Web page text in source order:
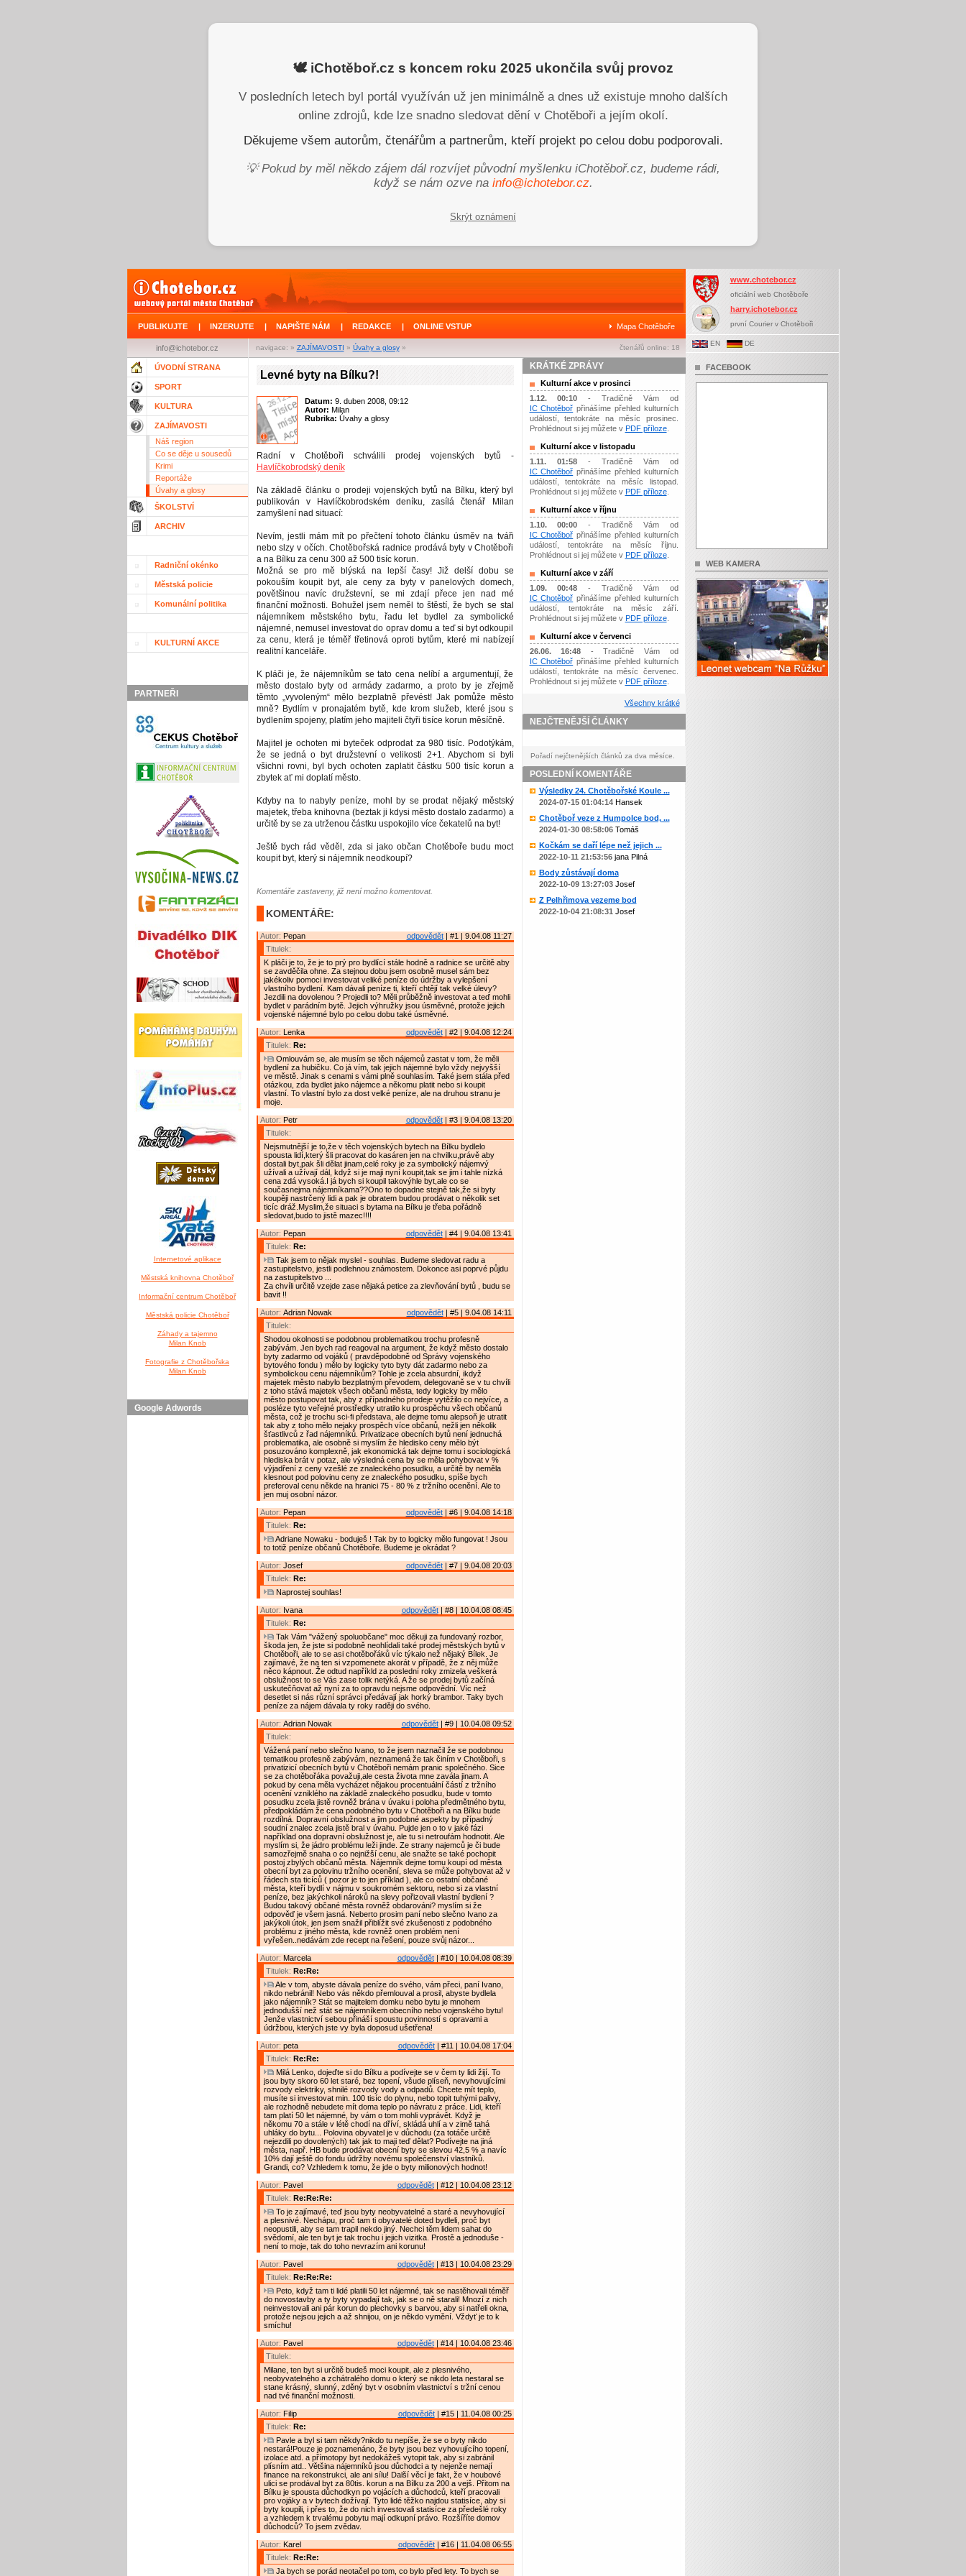
🕊️ iChotěboř.cz s koncem roku 2025 ukončila svůj provoz
V posledních letech byl portál využíván už jen minimálně a dnes už existuje mnoho dalších
online zdrojů, kde lze snadno sledovat dění v Chotěboři a jejím okolí.
Děkujeme všem autorům, čtenářům a partnerům, kteří projekt po celou dobu podporovali.
💡 Pokud by měl někdo zájem dál rozvíjet původní myšlenku iChotěboř.cz, budeme rádi,
když se nám ozve na info@ichotebor.cz.
Skrýt oznámení
PUBLIKUJTE | INZERUJTE | NAPIŠTE NÁM | REDAKCE | ONLINE VSTUP Mapa Chotěboře
navigace: » ZAJÍMAVOSTI » Úvahy a glosy» čtenářů online: 18
info@ichotebor.cz
ÚVODNÍ STRANA
SPORT
KULTURA
ZAJÍMAVOSTI
Náš region
Co se děje u sousedů
Krimi
Reportáže
Úvahy a glosy
ŠKOLSTVÍ
ARCHIV
Radniční okénko
Městská policie
Komunální politika
KULTURNÍ AKCE
PARTNEŘI
Internetové aplikace
Městská knihovna Chotěboř
Informační centrum Chotěboř
Městská policie Chotěboř
Záhady a tajemno
Milan Knob
Fotografie z Chotěbořska
Milan Knob
Google Adwords
Levné byty na Bílku?!
Datum: 9. duben 2008, 09:12
Autor: Milan
Rubrika: Úvahy a glosy
Radní v Chotěboři schválili prodej vojenských bytů -
Havlíčkobrodský deník
Na základě článku o prodeji vojenských bytů na Bílku, který byl
publikován v Havlíčkobrodském deníku, zasílá čtenář Milan
zamyšlení nad situací:
Nevím, jestli mám mít po přečtení tohoto článku úsměv na tváři
nebo slzy v očích. Chotěbořská radnice prodává byty v Chotěboři
a na Bílku za cenu 300 až 500 tisíc korun.
Možná se pro mě blýská na lepší časy! Již delší dobu se
pokouším koupit byt, ale ceny za byty v panelových domech,
povětšinou navíc družstevní, se mi zdají přece jen nad mé
finanční možnosti. Bohužel jsem neměl to štěstí, že bych se stal
nájemníkem městského bytu, řadu let bydlel za symbolické
nájemné, nemusel investovat do oprav domu a teď si byt odkoupil
za cenu, která je téměř třetinová oproti bytům, které mi nabízejí
realitní kanceláře.
K pláči je, že nájemníkům se tato cena nelíbí a argumentují, že
město dostalo byty od armády zadarmo, a proto by je zřejmě
těmto „vyvoleným“ mělo bezplatně převést! Jak pomůže město
mně? Bydlím v pronajatém bytě, kde krom služeb, které jsou s
bydlením spojeny, platím jeho majiteli čtyři tisíce korun měsíčně.
Majitel je ochoten mi byteček odprodat za 980 tisíc. Podotýkám,
že se jedná o byt družstevní o velikosti 2+1. Abychom si byli
všichni rovni, byl bych ochoten zaplatit částku 500 tisíc korun a
zbytek ať mi doplatí město.
Kdyby na to nabyly peníze, mohl by se prodat nějaký městský
majetek, třeba knihovna (beztak ji kdysi město dostalo zadarmo) a
určitě by se za utrženou částku uspokojilo více čekatelů na byt!
Ještě bych rád věděl, zda si jako občan Chotěboře budu moct
koupit byt, který si nájemník neodkoupí?
Komentáře zastaveny, již není možno komentovat.
KOMENTÁŘE:
odpovědět| #1 | 9.04.08 11:27
Autor: Pepan
Titulek:
K pláči je to, že je to prý pro bydlící stále hodně a radnice se určitě aby
se zavděčila ohne. Za stejnou dobu jsem osobně musel sám bez
jakékoliv pomoci investovat veliké peníze do údržby a vylepšení
vlastního bydlení. Kam dávali peníze ti, kteří chtějí tak velké úlevy?
Jezdili na dovolenou ? Projedli to? Měli průběžně investovat a teď mohli
bydlet v parádním bytě. Jejich výhružky jsou úsměvné, protože jejich
vojenské nájemné bylo po celou dobu také úsměvné.
odpovědět| #2 | 9.04.08 12:24
Autor: Lenka
Titulek: Re:
Omlouvám se, ale musím se těch nájemců zastat v tom, že měli
bydlení za hubičku. Co já vím, tak jejich nájemné bylo vždy nejvyšší
ve městě. Jinak s cenami s vámi plně souhlasím. Také jsem stála před
otázkou, zda bydlet jako nájemce a někomu platit nebo si koupit
vlastní. To vlastní bylo za dost velké peníze, ale na druhou stranu je
moje.
odpovědět| #3 | 9.04.08 13:20
Autor: Petr
Titulek:
Nejsmutnější je to,že v těch vojenských bytech na Bílku bydlelo
spousta lidí,který šli pracovat do kasáren jen na chvilku,právě aby
dostali byt,pak šli dělat jinam,celé roky je za symbolický nájemvý
užívali a užívají dál, když si je maji nyní koupit,tak se jim i tahle nízká
cena zdá vysoká.I já bych si koupil takovýhle byt,ale co se
současnejma nájemníkama??Ono to dopadne stejně tak,že si byty
koupěji nastrčený lidi a pak je obratem budou prodávat o několik set
ticíc dráž.Myslim,že situaci s bytama na Bílku je třeba pořádně
sledovat,budo to jistě mazec!!!!
odpovědět| #4 | 9.04.08 13:41
Autor: Pepan
Titulek: Re:
Tak jsem to nějak myslel - souhlas. Budeme sledovat radu a
zastupitelstvo, jestli podlehnou známostem. Dokonce asi poprvé půjdu
na zastupitelstvo ...
Za chvíli určitě vzejde zase nějaká petice za zlevňování bytů , budu se
bavit !!
odpovědět| #5 | 9.04.08 14:11
Autor: Adrian Nowak
Titulek:
Shodou okolnosti se podobnou problematikou trochu profesně
zabývám. Jen bych rad reagoval na argument, že když město dostalo
byty zadarmo od vojáků ( pravděpodobně od Správy vojenského
bytového fondu ) mělo by logicky tyto byty dát zadarmo nebo za
symbolickou cenu nájemníkům? Tohle je zcela absurdní, ikdyž
majetek město nabylo bezplatným převodem, delegovaně se v tu chvíli
z toho stává majetek všech občanů města, tedy logicky by mělo
město postupovat tak, aby z případného prodeje vytěžilo co nejvíce, a
posléze tyto veřejné prostředky utratilo ku prospěchu všech občanů
města, což je trochu sci-fi představa, ale dejme tomu alepsoň je utratit
tak aby z toho mělo nejaky prospěch více občanů, nežli jen několik
šťastlivců z řad nájemníků. Privatizace obecních bytů není jednuchá
problematika, ale osobně si myslím že hledisko ceny mělo být
posuzováno komplexně, jak ekonomická tak dejme tomu i sociologická
hlediska brát v potaz, ale výsledná cena by se měla pohybovat v %
výjadření z ceny vzešlé ze znaleckého posudku, a určitě by neměla
klesnout pod polovinu ceny ze znaleckého posudku, spíše bych
preferoval cenu někde na hranici 75 - 80 % z tržního ocenění. Ale to
jen muj osobní názor.
odpovědět| #6 | 9.04.08 14:18
Autor: Pepan
Titulek: Re:
Adriane Nowaku - boduješ ! Tak by to logicky mělo fungovat ! Jsou
to totiž peníze občanů Chotěboře. Budeme je okrádat ?
odpovědět| #7 | 9.04.08 20:03
Autor: Josef
Titulek: Re:
Naprostej souhlas!
odpovědět| #8 | 10.04.08 08:45
Autor: Ivana
Titulek: Re:
Tak Vám "vážený spoluobčane" moc děkuji za fundovaný rozbor,
škoda jen, že jste si podobně neohlídali také prodej městských bytů v
Chotěboři, ale to se asi chotěbořáků víc týkalo než nějaký Bílek. Je
zajímavé, že na ten si vzpomenete akorát v případě, že z něj může
něco kápnout. Že odtud napříkld za poslední roky zmizela veškerá
obslužnost to se Vás zase tolik netýká. A že se prodej bytů začíná
uskutečňovat až nyní za to opravdu nejsme odpovědní. Víc než
desetlet si nás různí správci předávají jak horký brambor. Taky bych
peníze za nájem dávala ty roky raději do svého.
odpovědět| #9 | 10.04.08 09:52
Autor: Adrian Nowak
Titulek:
Vážená paní nebo slečno Ivano, to že jsem naznačil že se podobnou
tematikou profesně zabývám, neznamená že tak činím v Chotěboři, s
privatizicí obecních bytů v Chotěboři nemám pranic společného. Sice
se za chotěbořáka považuji,ale cesta života mne zavála jinam. A
pokud by cena měla vycházet nějakou procentuální částí z tržního
ocenění vzniklého na základě znaleckého posudku, bude v tomto
posudku zcela jistě rovněž brána v úvaku i poloha předmětného bytu,
předpokládám že cena podobného bytu v Chotěboři a na Bílku bude
rozdílná. Dopravní obslužnost a jim podobné aspekty by případný
soudní znalec zcela jistě bral v úvahu. Pujde jen o to v jaké fázi
například ona dopravní obslužnost je, ale tu si netroufám hodnotit. Ale
myslím si, že jádro problému leži jinde. Ze strany najemců je či bude
samozřejmě snaha o co nejnižší cenu, ale snažte se také pochopit
postoj zbylých občanů města. Nájemník dejme tomu koupí od města
obecní byt za polovinu tržního ocenění, sleva se může pohybovat až v
řádech sta ticíců ( pozor je to jen příklad ), ale co ostatní občané
města, kteří bydlí v nájmu v soukromém sektoru, nebo si za vlastní
peníze, bez jakýchkoli nároků na slevy pořizovali vlastní bydlení ?
Budou takový občané města rovněž obdarováni? myslím si že
odpověď je všem jasná. Neberto prosim paní nebo slečno Ivano za
jakýkoli útok, jen jsem snažil přiblížit své zkušenosti z podobného
problému z jiného města, kde rovněž onen problém není
vyřešen..nedávám zde recept na řešení, pouze svůj názor...
odpovědět| #10 | 10.04.08 08:39
Autor: Marcela
Titulek: Re:Re:
Ale v tom, abyste dávala peníze do svého, vám přeci, paní Ivano,
nikdo nebránil! Nebo vás někdo přemlouval a prosil, abyste bydlela
jako nájemník? Stát se majitelem domku nebo bytu je mnohem
jednodušší než stát se nájemníkem obecního nebo vojenského bytu!
Jenže vlastnictví sebou přináší spoustu povinností s opravami a
údržbou, kterých jste vy byla doposud ušetřena!
odpovědět| #11 | 10.04.08 17:04
Autor: peta
Titulek: Re:Re:
Milá Lenko, dojeďte si do Bílku a podívejte se v čem ty lidi žijí. To
jsou byty skoro 60 let staré, bez topení, všude plíseň, nevyhovujícími
rozvody elektriky, shnilé rozvody vody a odpadů. Chcete mít teplo,
musíte si investovat min. 100 tisíc do plynu, nebo topit tuhými palivy,
ale rozhodně nebudete mít doma teplo po návratu z práce. Lidi, kteří
tam platí 50 let nájemné, by vám o tom mohli vyprávět. Když je
někomu 70 a stále v létě chodí na dříví, skládá uhlí a v zimě tahá
uhláky do bytu... Polovina obyvatel je v důchodu (za totáče určitě
nejezdili po dovolených) tak jak to maji teď dělat? Podívejte na jiná
města, např. HB bude prodávat obecní byty se slevou 42,5 % a navíc
10% dají ještě do fondu údržby novému společenství vlastníků.
Grandi, co? Vzhledem k tomu, že jde o byty milionových hodnot!
odpovědět| #12 | 10.04.08 23:12
Autor: Pavel
Titulek: Re:Re:Re:
To je zajímavé, teď jsou byty neobyvatelné a staré a nevyhovující
a plesnivé. Nechápu, proč tam ti obyvatelé doted bydleli, proč byt
neopustili, aby se tam trapil nekdo jiný. Nechci těm lidem sahat do
svědomí, ale ten byt je tak trochu i jejich vizitka. Prostě a jednoduše -
není to moje, tak do toho nevrazím ani korunu!
odpovědět| #13 | 10.04.08 23:29
Autor: Pavel
Titulek: Re:Re:Re:
Peto, když tam ti lidé platili 50 let nájemné, tak se nastěhovali téměř
do novostavby a ty byty vypadají tak, jak se o ně starali! Mnozí z nich
neinvestovali ani pár korun do plechovky s barvou, aby si natřeli okna,
protože nejsou jejich a až shnijou, on je někdo vymění. Vždyť je to k
smíchu!
odpovědět| #14 | 10.04.08 23:46
Autor: Pavel
Titulek:
Milane, ten byt si určitě budeš moci koupit, ale z plesnivého,
neobyvatelného a zchátralého domu o který se nikdo leta nestaral se
stane krásný, slunný, zděný byt v osobním vlastnictví s tržní cenou
nad tvé finanční možnosti.
odpovědět| #15 | 11.04.08 00:25
Autor: Filip
Titulek: Re:
Pavle a byl si tam někdy?nikdo tu nepíše, že se o byty nikdo
nestará!Pouze je poznamenáno, že byty jsou bez vyhovujícího topení,
izolace atd. a přímotopy byt nedokážeš vytopit tak, aby si zabránil
plísním atd.. Většina nájemníků jsou důchodci a ty nejenže nemají
finance na rekonstrukci, ale ani sílu! Další věcí je fakt, že v houbové
ulici se prodával byt za 80tis. korun a na Bílku za 200 a vejš. Přitom na
Bílku je spousta důchodkyn po vojácích a důchodců, kteří pracovali
pro vojáky a v bytech dožívají. Tyto lidé těžko najdou statisíce, aby si
byty koupili, i přes to, že do nich investovali statisíce za předešlé roky
a vzhledem k trvalému pobytu mají odkupní právo. Rozšíříte domov
důchodců? To jsem zvědav.
odpovědět| #16 | 11.04.08 06:55
Autor: Karel
Titulek: Re:Re:
Ja bych se porád neotačel po tom, co bylo před lety. To bych se
KRÁTKÉ ZPRÁVY
Kulturní akce v prosinci
1.12. 00:10 - Tradičně Vám od
IC Chotěboř přinášíme přehled kulturních
událostí, tentokráte na měsíc prosinec.
Prohlédnout si jej můžete v PDF příloze.
Kulturní akce v listopadu
1.11. 01:58- Tradičně Vám od
IC Chotěboř přinášíme přehled kulturních
událostí, tentokráte na měsíc listopad.
Prohlédnout si jej můžete v PDF příloze.
Kulturní akce v říjnu
1.10. 00:00 - Tradičně Vám od
IC Chotěboř přinášíme přehled kulturních
událostí, tentokráte na měsíc říjnu.
Prohlédnout si jej můžete v PDF příloze.
Kulturní akce v září
1.09. 00:48 - Tradičně Vám od
IC Chotěboř přinášíme přehled kulturních
událostí, tentokráte na měsíc září.
Prohlédnout si jej můžete v PDF příloze.
Kulturní akce v červenci
26.06. 16:48 - Tradičně Vám od
IC Chotěboř přinášíme přehled kulturních
událostí, tentokráte na měsíc červenec.
Prohlédnout si jej můžete v PDF příloze.
Všechny krátké
NEJČTENĚJŠÍ ČLÁNKY
Pořadí nejčtenějších článků za dva měsíce.
POSLEDNÍ KOMENTÁŘE
Výsledky 24. Chotěbořské Koule ...
2024-07-15 01:04:14Hansek
Chotěboř veze z Humpolce bod, ...
2024-01-30 08:58:06Tomáš
Kočkám se daří lépe než jejich ...
2022-10-11 21:53:56jana Pilná
Body zůstávají doma
2022-10-09 13:27:03Josef
Z Pelhřimova vezeme bod
2022-10-04 21:08:31 Josef
www.chotebor.cz
oficiální web Chotěboře
harry.ichotebor.cz
první Courier v Chotěboři
EN DE
FACEBOOK
WEB KAMERA